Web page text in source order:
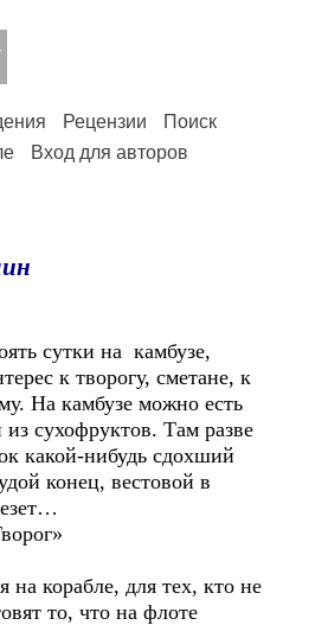
Рецензии
Поиск
Вход для авторов
сутки на камбузе,
к творогу, сметане, к
На камбузе можно есть
сухофруктов. Там разве
какой-нибудь сдохший
конец, вестовой в
на корабле, для тех, кто не
то, что на флоте